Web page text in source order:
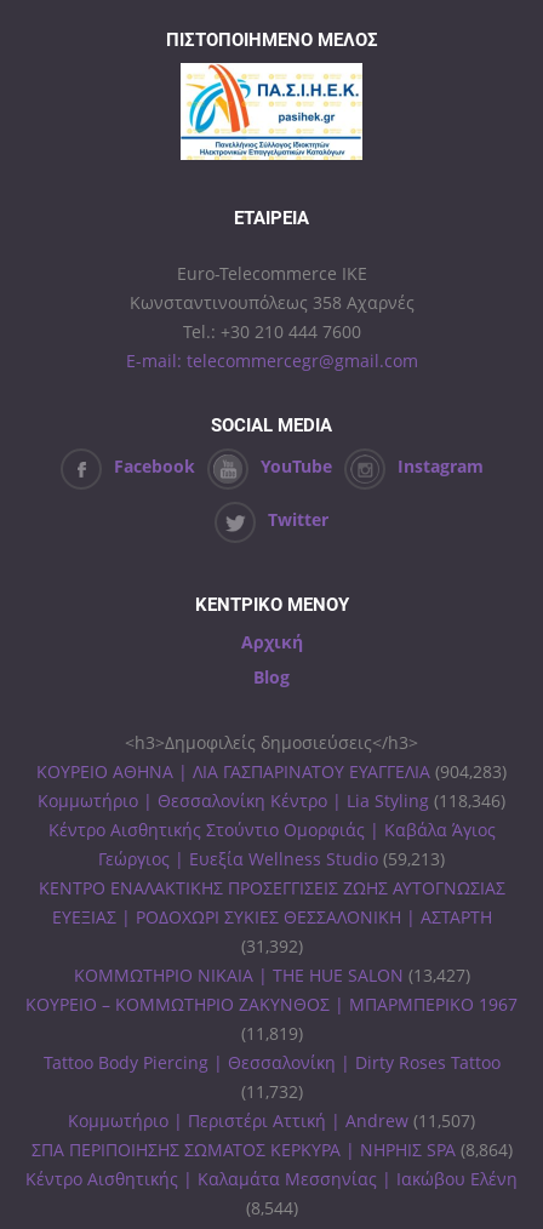
ΠΙΣΤΟΠΟΙΗΜΈΝΟ ΜΈΛΟΣ
ΕΤΑΙΡΕΊΑ
Euro-Telecommerce IKE
Κωνσταντινουπόλεως 358 Αχαρνές
Tel.: +30 210 444 7600
E-mail: telecommercegr@gmail.com
SOCIAL MEDIA
Facebook YouTube Instagram
Twitter
ΚΕΝΤΡΙΚΟ ΜΕΝΟΥ
Αρχική
Blog
<h3>Δημοφιλείς δημοσιεύσεις</h3>
ΚΟΥΡΕΙΟ ΑΘΗΝΑ | ΛΙΑ ΓΑΣΠΑΡΙΝΑΤΟΥ ΕΥΑΓΓΕΛΙΑ (904,283)
Κομμωτήριο | Θεσσαλονίκη Κέντρο | Lia Styling (118,346)
Κέντρο Αισθητικής Στούντιο Ομορφιάς | Καβάλα Άγιος
Γεώργιος | Ευεξία Wellness Studio (59,213)
ΚΕΝΤΡΟ ΕΝΑΛΑΚΤΙΚΗΣ ΠΡΟΣΕΓΓΙΣΕΙΣ ΖΩΗΣ ΑΥΤΟΓΝΩΣΙΑΣ
ΕΥΕΞΙΑΣ | ΡΟΔΟΧΩΡΙ ΣΥΚΙΕΣ ΘΕΣΣΑΛΟΝΙΚΗ | ΑΣΤΑΡΤΗ
(31,392)
ΚΟΜΜΩΤΗΡΙΟ ΝΙΚΑΙΑ | THE HUE SALON (13,427)
ΚΟΥΡΕΙΟ – ΚΟΜΜΩΤΗΡΙΟ ΖΑΚΥΝΘΟΣ | ΜΠΑΡΜΠΕΡΙΚΟ 1967
(11,819)
Tattoo Body Piercing | Θεσσαλονίκη | Dirty Roses Tattoo
(11,732)
Κομμωτήριο | Περιστέρι Αττική | Andrew (11,507)
ΣΠΑ ΠΕΡΙΠΟΙΗΣΗΣ ΣΩΜΑΤΟΣ ΚΕΡΚΥΡΑ | ΝΗΡΗΙΣ SPA (8,864)
Κέντρο Αισθητικής | Καλαμάτα Μεσσηνίας | Ιακώβου Ελένη
(8,544)